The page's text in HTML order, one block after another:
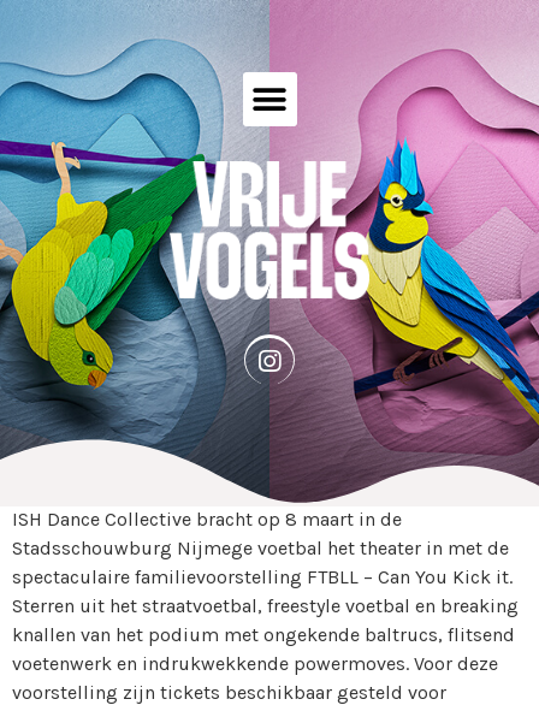
ISH Dance Collective bracht op 8 maart in de
Stadsschouwburg Nijmege voetbal het theater in met de
spectaculaire familievoorstelling FTBLL – Can You Kick it.
Sterren uit het straatvoetbal, freestyle voetbal en breaking
knallen van het podium met ongekende baltrucs, flitsend
voetenwerk en indrukwekkende powermoves. Voor deze
voorstelling zijn tickets beschikbaar gesteld voor